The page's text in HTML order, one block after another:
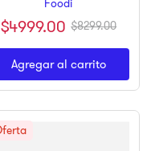
Foodi
$4999.00 $8299.00
Agregar al carrito